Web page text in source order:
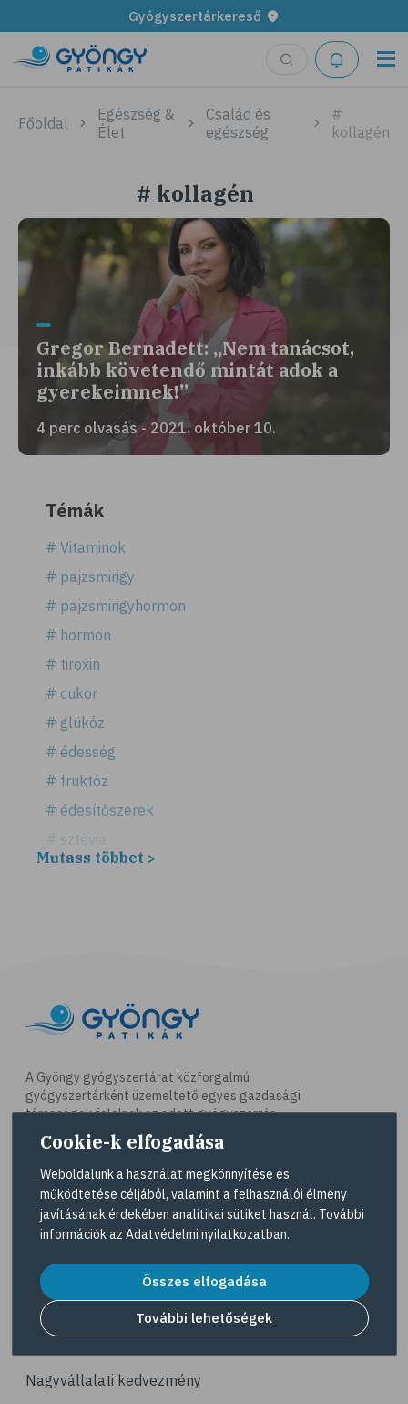
Gyógyszertárkereső
Főoldal
Egészség &
Élet
Család és
egészség
#
kollagén
# kollagén
Gregor Bernadett: „Nem tanácsot,
inkább követendő mintát adok a
gyerekeimnek!”
4 perc olvasás - 2021. október 10.
Témák
# Vitaminok
# pajzsmirigy
# pajzsmirigyhormon
# hormon
# tiroxin
# cukor
# glükóz
# édesség
# fruktóz
# édesítőszerek
# sztevia
# fogadalom
# célkitűzés
# étkezési napló
# hal
# egészséges táplálkozás
# omega-3
# A-vitamin
# ásványi anyagok
# ízületi fájdalom
# ízületek
# csontok
# porckopás
Mutass többet >
A Gyöngy gyógyszertárat közforgalmú
gyógyszertárként üzemeltető egyes gazdasági
társaságok felelnek az adott gyógyszertár
működésért. A Gyöngy gyógyszertárak listáját és
elérhetőségeit a Gyógyszertár kereső
tekintheti meg.
Navigáció
Dermokozmetikumok
Gyöngy Patika Magazin
Nagyvállalati kedvezmény
Cookie-k elfogadása
Weboldalunk a használat megkönnyítése és
működtetése céljából, valamint a felhasználói élmény
javításának érdekében analitikai sütiket használ. További
információk az Adatvédelmi nyilatkozatban.
Összes elfogadása
További lehetőségek